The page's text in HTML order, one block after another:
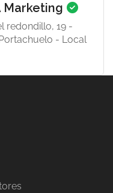
Marketing
redondillo, 19 -
- Local